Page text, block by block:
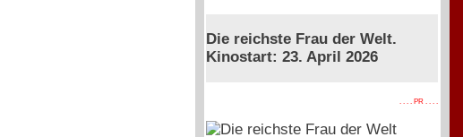
Die reichste Frau der Welt.
Kinostart: 23. April 2026
. . . . PR . . . .